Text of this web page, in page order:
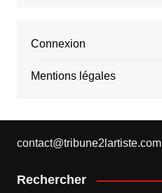
Connexion
Mentions légales
contact@tribune2lartiste.com
Rechercher